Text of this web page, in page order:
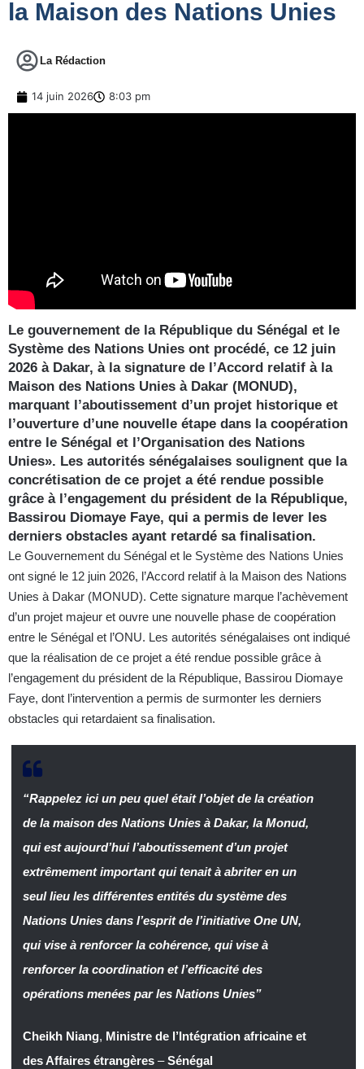
la Maison des Nations Unies
La Rédaction
14 juin 2026 8:03 pm
Le gouvernement de la République du Sénégal et le
Système des Nations Unies ont procédé, ce 12 juin
2026 à Dakar, à la signature de l’Accord relatif à la
Maison des Nations Unies à Dakar (MONUD),
marquant l’aboutissement d’un projet historique et
l’ouverture d’une nouvelle étape dans la coopération
entre le Sénégal et l’Organisation des Nations
Unies». Les autorités sénégalaises soulignent que la
concrétisation de ce projet a été rendue possible
grâce à l’engagement du président de la République,
Bassirou Diomaye Faye, qui a permis de lever les
derniers obstacles ayant retardé sa finalisation.
Le Gouvernement du Sénégal et le Système des Nations Unies
ont signé le 12 juin 2026, l’Accord relatif à la Maison des Nations
Unies à Dakar (MONUD). Cette signature marque l’achèvement
d’un projet majeur et ouvre une nouvelle phase de coopération
entre le Sénégal et l’ONU. Les autorités sénégalaises ont indiqué
que la réalisation de ce projet a été rendue possible grâce à
l’engagement du président de la République, Bassirou Diomaye
Faye, dont l’intervention a permis de surmonter les derniers
obstacles qui retardaient sa finalisation.
“Rappelez ici un peu quel était l’objet de la création
de la maison des Nations Unies à Dakar, la Monud,
qui est aujourd’hui l’aboutissement d’un projet
extrêmement important qui tenait à abriter en un
seul lieu les différentes entités du système des
Nations Unies dans l’esprit de l’initiative One UN,
qui vise à renforcer la cohérence, qui vise à
renforcer la coordination et l’efficacité des
opérations menées par les Nations Unies”
Cheikh Niang, Ministre de l’Intégration africaine et
des Affaires étrangères–Sénégal